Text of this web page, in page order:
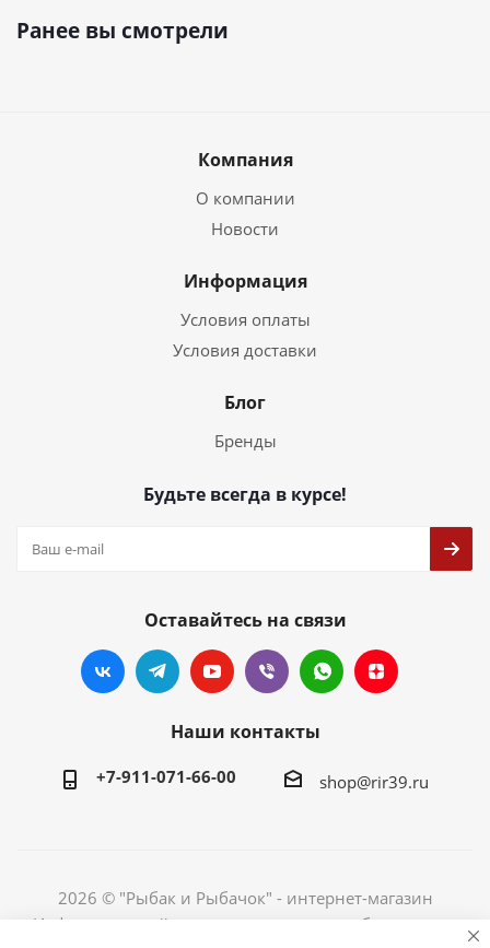
Ранее вы смотрели
Компания
О компании
Новости
Информация
Условия оплаты
Условия доставки
Блог
Бренды
Будьте всегда в курсе!
Оставайтесь на связи
Наши контакты
+7-911-071-66-00 shop@rir39.ru
2026 © "Рыбак и Рыбачок" - интернет-магазин
Информация сайта защищена законом об авторских